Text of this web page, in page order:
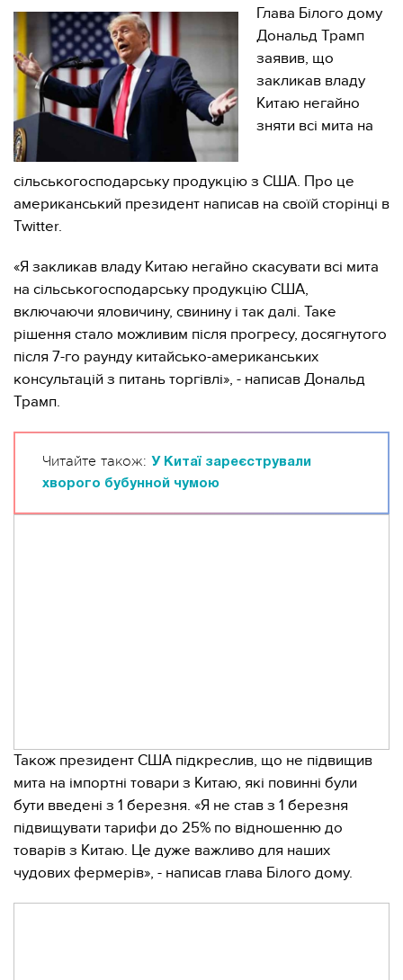
Глава Білого дому
Дональд Трамп
заявив, що
закликав владу
Китаю негайно
зняти всі мита на
сільськогосподарську продукцію з США. Про це
американський президент написав на своїй сторінці в
Twitter.
«Я закликав владу Китаю негайно скасувати всі мита
на сільськогосподарську продукцію США,
включаючи яловичину, свинину і так далі. Таке
рішення стало можливим після прогресу, досягнутого
після 7-го раунду китайсько-американських
консультацій з питань торгівлі», - написав Дональд
Трамп.
Читайте також: У Китаї зареєстрували
хворого бубунной чумою
Також президент США підкреслив, що не підвищив
мита на імпортні товари з Китаю, які повинні були
бути введені з 1 березня. «Я не став з 1 березня
підвищувати тарифи до 25% по відношенню до
товарів з Китаю. Це дуже важливо для наших
чудових фермерів», - написав глава Білого дому.